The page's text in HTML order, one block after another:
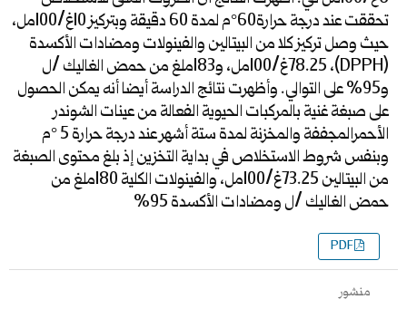
تحققت عند درجة حرارة60°م لمدة 60 دقيقة وبتركيز 10غ/100مل،
حيث وصل تركيز كلا من البيتالين والفينولات ومضادات الأكسدة
(DPPH)، 78.25غ/100مل، و183ملغ من حمض الغاليك /ل
و95% على التوالي. وأظهرت نتائج الدراسة أيضا أنه يمكن الحصول
على صبغة غنية بالمركبات الحيوية الفعالة من عينات الشوندر
الأحمرالمجففة والمخزنة لمدة ستة أشهر عند درجة حرارة 5 °م
وبنفس شروط الاستخلاص في بداية التخزين إذ بلغ محتوى الصبغة
من البيتالين 73.25غ/100مل، والفينولات الكلية 180ملغ من
حمض الغاليك /ل ومضادات الأكسدة 95%
PDF
منشور